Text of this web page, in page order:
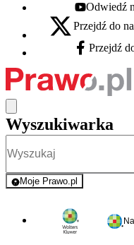
Youtube -
Odwiedź
X - otwiera się w nowej
Przejdź do
Facebook -
Przejdź
Wyszukiwarka
Moje Prawo.pl
- rejestracja i